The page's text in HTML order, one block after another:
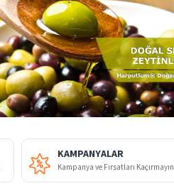
KAMPANYALAR
Kampanya ve Fırsatları Kaçırmayın